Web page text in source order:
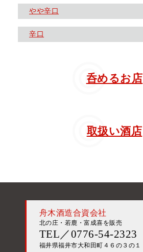
やや辛口
辛口
呑めるお店
取扱い酒店
舟木酒造合資会社
北の庄・若鹿・富成喜を販売
TEL／0776-54-2323
福井県福井市大和田町４６の３の１